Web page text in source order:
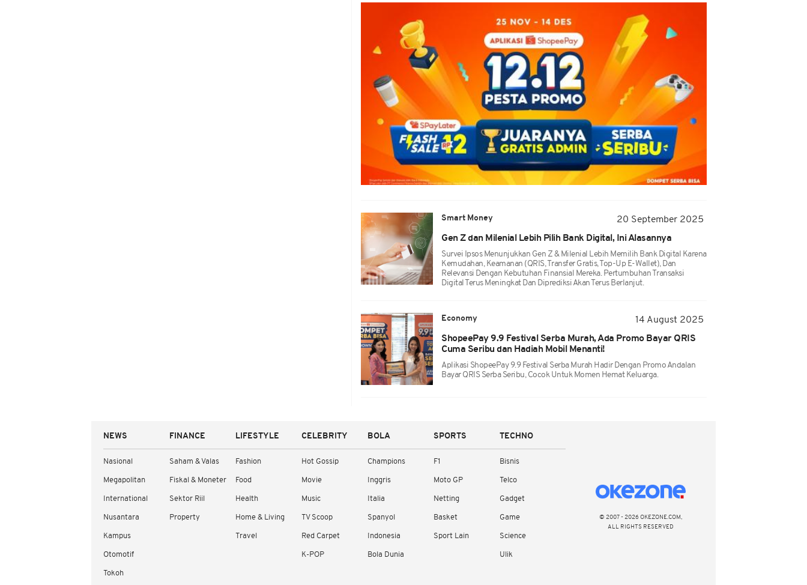
Smart Money
20 September 2025
Gen Z dan Milenial Lebih Pilih Bank Digital, Ini Alasannya
Survei Ipsos Menunjukkan Gen Z & Milenial Lebih Memilih Bank Digital Karena
Kemudahan, Keamanan (QRIS, Transfer Gratis, Top-Up E-Wallet), Dan
Relevansi Dengan Kebutuhan Finansial Mereka. Pertumbuhan Transaksi
Digital Terus Meningkat Dan Diprediksi Akan Terus Berlanjut.
Economy
14 August 2025
ShopeePay 9.9 Festival Serba Murah, Ada Promo Bayar QRIS
Cuma Seribu dan Hadiah Mobil Menanti!
Aplikasi ShopeePay 9.9 Festival Serba Murah Hadir Dengan Promo Andalan
Bayar QRIS Serba Seribu, Cocok Untuk Momen Hemat Keluarga.
NEWS
Nasional
Megapolitan
International
Nusantara
Kampus
Otomotif
Tokoh
FINANCE
Saham & Valas
Fiskal & Moneter
Sektor Riil
Property
LIFESTYLE
Fashion
Food
Health
Home & Living
Travel
CELEBRITY
Hot Gossip
Movie
Music
TV Scoop
Red Carpet
K-POP
BOLA
Champions
Inggris
Italia
Spanyol
Indonesia
Bola Dunia
SPORTS
F1
Moto GP
Netting
Basket
Sport Lain
TECHNO
Bisnis
Telco
Gadget
Game
Science
Ulik
© 2007 - 2026 OKEZONE.COM,
ALL RIGHTS RESERVED